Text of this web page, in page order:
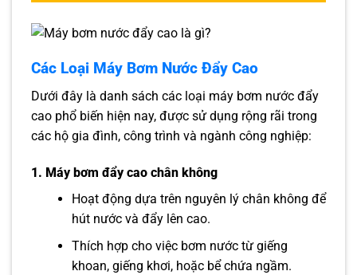
Các Loại Máy Bơm Nước Đẩy Cao
Dưới đây là danh sách các loại máy bơm nước đẩy
cao phổ biến hiện nay, được sử dụng rộng rãi trong
các hộ gia đình, công trình và ngành công nghiệp:
1. Máy bơm đẩy cao chân không
Hoạt động dựa trên nguyên lý chân không để
hút nước và đẩy lên cao.
Thích hợp cho việc bơm nước từ giếng
khoan, giếng khơi, hoặc bể chứa ngầm.